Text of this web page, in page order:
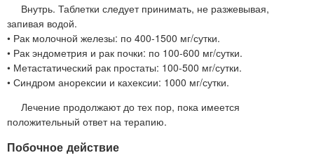
Внутрь. Таблетки следует принимать, не разжевывая,
запивая водой.
• Рак молочной железы: по 400-1500 мг/сутки.
• Рак эндометрия и рак почки: по 100-600 мг/сутки.
• Метастатический рак простаты: 100-500 мг/сутки.
• Синдром анорексии и кахексии: 1000 мг/сутки.
Лечение продолжают до тех пор, пока имеется
положительный ответ на терапию.
Побочное действие